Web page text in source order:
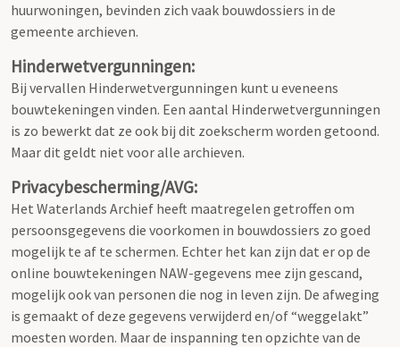
huurwoningen, bevinden zich vaak bouwdossiers in de
gemeente archieven.
Hinderwetvergunningen:
Bij vervallen Hinderwetvergunningen kunt u eveneens
bouwtekeningen vinden. Een aantal Hinderwetvergunningen
is zo bewerkt dat ze ook bij dit zoekscherm worden getoond.
Maar dit geldt niet voor alle archieven.
Privacybescherming/AVG:
Het Waterlands Archief heeft maatregelen getroffen om
persoonsgegevens die voorkomen in bouwdossiers zo goed
mogelijk te af te schermen. Echter het kan zijn dat er op de
online bouwtekeningen NAW-gegevens mee zijn gescand,
mogelijk ook van personen die nog in leven zijn. De afweging
is gemaakt of deze gegevens verwijderd en/of “weggelakt”
moesten worden. Maar de inspanning ten opzichte van de